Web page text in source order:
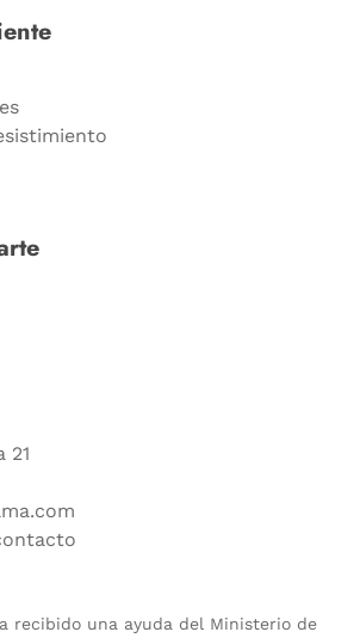
21
recibido una ayuda del Ministerio de